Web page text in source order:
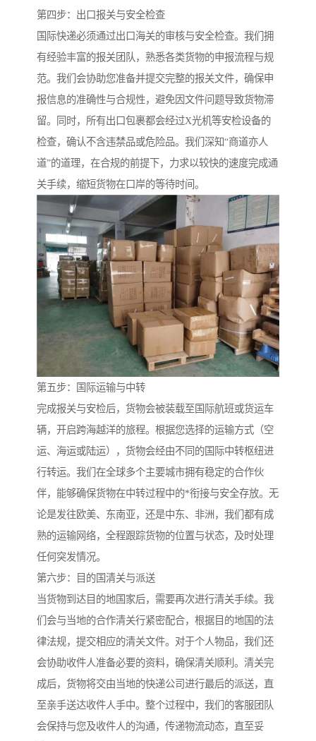
第四步：出口报关与安全检查
国际快递必须通过出口海关的审核与安全检查。我们拥
有经验丰富的报关团队，熟悉各类货物的申报流程与规
范。我们会协助您准备并提交完整的报关文件，确保申
报信息的准确性与合规性，避免因文件问题导致货物滞
留。同时，所有出口包裹都会经过X光机等安检设备的
检查，确认不含违禁品或危险品。我们深知“商道亦人
道”的道理，在合规的前提下，力求以较快的速度完成通
关手续，缩短货物在口岸的等待时间。
第五步：国际运输与中转
完成报关与安检后，货物会被装载至国际航班或货运车
辆，开启跨海越洋的旅程。根据您选择的运输方式（空
运、海运或陆运），货物会经由不同的国际中转枢纽进
行转运。我们在全球多个主要城市拥有稳定的合作伙
伴，能够确保货物在中转过程中的*衔接与安全存放。无
论是发往欧美、东南亚，还是中东、非洲，我们都有成
熟的运输网络，全程跟踪货物的位置与状态，及时处理
任何突发情况。
第六步：目的国清关与派送
当货物到达目的地国家后，需要再次进行清关手续。我
们会与当地的合作清关行紧密配合，根据目的地国的法
律法规，提交相应的清关文件。对于个人物品，我们还
会协助收件人准备必要的资料，确保清关顺利。清关完
成后，货物将交由当地的快递公司进行最后的派送，直
至亲手送达收件人手中。整个过程中，我们的客服团队
会保持与您及收件人的沟通，传递物流动态，直至妥